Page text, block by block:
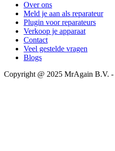
Over ons
Meld je aan als reparateur
Plugin voor reparateurs
Verkoop je apparaat
Contact
Veel gestelde vragen
Blogs
Copyright @ 2025 MrAgain B.V. -